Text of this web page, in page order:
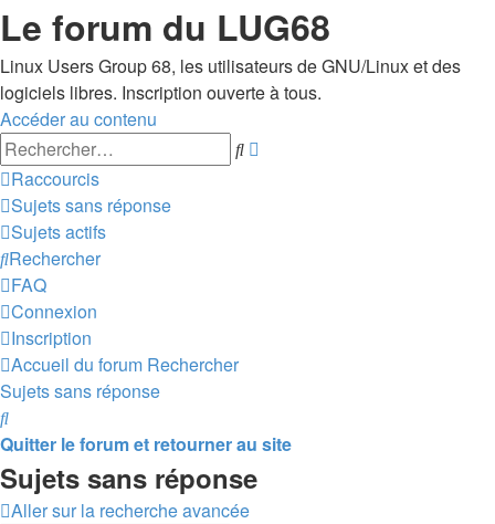
Le forum du LUG68
Linux Users Group 68, les utilisateurs de GNU/Linux et des
logiciels libres. Inscription ouverte à tous.
Accéder au contenu
Rechercher
Raccourcis
Sujets sans réponse
Sujets actifs
Rechercher
FAQ
Connexion
Inscription
Accueil du forum Rechercher
Sujets sans réponse
Rechercher
Quitter le forum et retourner au site
Sujets sans réponse
Aller sur la recherche avancée